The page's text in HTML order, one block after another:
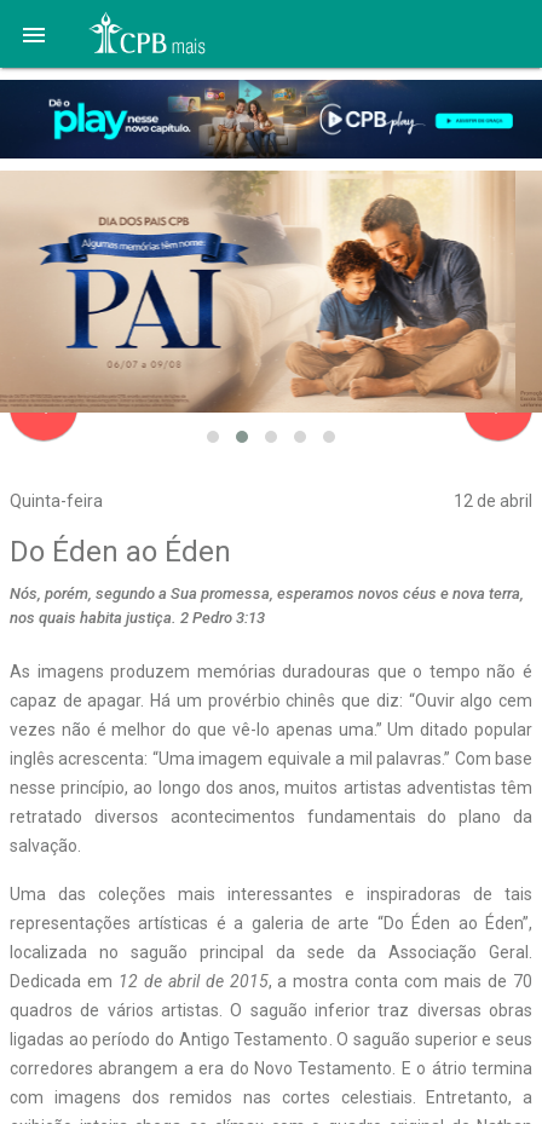

Quinta-feira 12 de abril
navigate_before
Do Éden ao Éden
Nós, porém, segundo a Sua promessa, esperamos novos céus e nova terra,
nos quais habita justiça. 2 Pedro 3:13
As imagens produzem memórias duradouras que o tempo não é
capaz de apagar. Há um provérbio chinês que diz: “Ouvir algo cem
vezes não é melhor do que vê-lo apenas uma.” Um ditado popular
inglês acrescenta: “Uma imagem equivale a mil palavras.” Com base
nesse princípio, ao longo dos anos, muitos artistas adventistas têm
retratado diversos acontecimentos fundamentais do plano da
salvação.
Uma das coleções mais interessantes e inspiradoras de tais
representações artísticas é a galeria de arte “Do Éden ao Éden”,
localizada no saguão principal da sede da Associação Geral.
Dedicada em 12 de abril de 2015, a mostra conta com mais de 70
quadros de vários artistas. O saguão inferior traz diversas obras
ligadas ao período do Antigo Testamento. O saguão superior e seus
corredores abrangem a era do Novo Testamento. E o átrio termina
com imagens dos remidos nas cortes celestiais. Entretanto, a
navigate_next